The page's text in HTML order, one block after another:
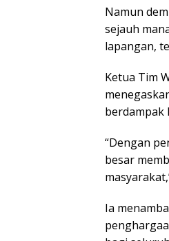
Namun
sejauh
lapangan,
Ketua Tim
berdampak
“Dengan
besar
Ia